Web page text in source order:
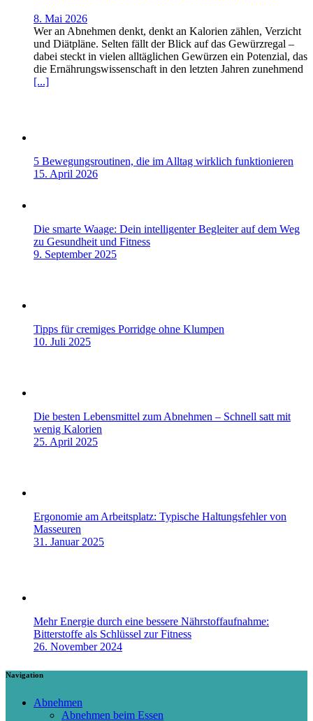
8. Mai 2026
Wer an Abnehmen denkt, denkt an Kalorien zählen, Verzicht
und Diätpläne. Selten fällt der Blick auf das Gewürzregal –
dabei steckt in vielen alltäglichen Gewürzen ein Potenzial, das
die Ernährungswissenschaft in den letzten Jahren zunehmend
[...]
5 Bewegungsroutinen, die im Alltag wirklich funktionieren
15. April 2026
Die smarte Waage: Dein intelligenter Begleiter auf dem Weg
zu Gesundheit und Fitness
9. September 2025
Tipps für cremiges Porridge ohne Klumpen
10. Juli 2025
Die besten Lebensmittel zum Abnehmen – Schnell satt mit
wenig Kalorien
25. April 2025
Ergonomie am Arbeitsplatz: Typische Haltungsfehler von
Masseuren
31. Januar 2025
Mehr Energie durch eine bessere Nährstoffaufnahme:
Bitterstoffe als Schlüssel zur Fitness
26. November 2024
Navigation
Abnehmen
Abnehmen beim Essen